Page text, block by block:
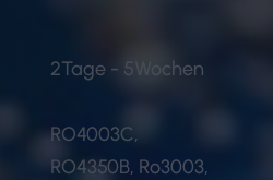
2Tage - 5Wochen
RO4003C,
RO4350B, Ro3003,